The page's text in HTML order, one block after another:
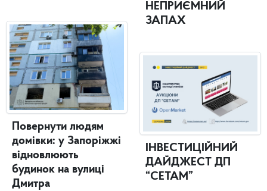
Повернути людям
домівки: у Запоріжжі
відновлюють
будинок на вулиці
Дмитра
НЕПРИЄМНИЙ
ЗАПАХ
ІНВЕСТИЦІЙНИЙ
ДАЙДЖЕСТ ДП
“СЕТАМ”